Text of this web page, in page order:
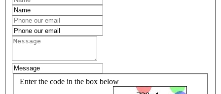
Enter the code in the box below